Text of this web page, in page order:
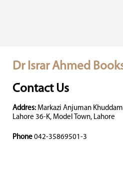
Dr Israr Ahmed
Contact Us
Addres: Markazi Anjuman
Lahore 36-K, Model Town, Lahore
Phone 042-35869501-3